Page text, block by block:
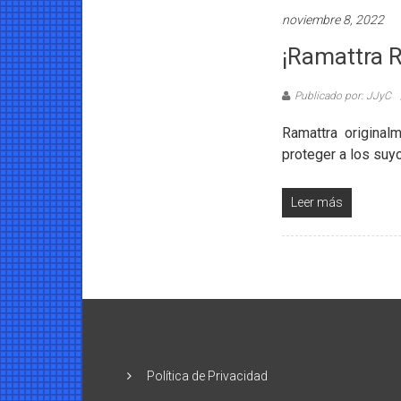
noviembre 8, 2022
¡Ramattra
Publicado por: JJyC
Ramattra
proteger a los
Leer más
Política de Privacidad